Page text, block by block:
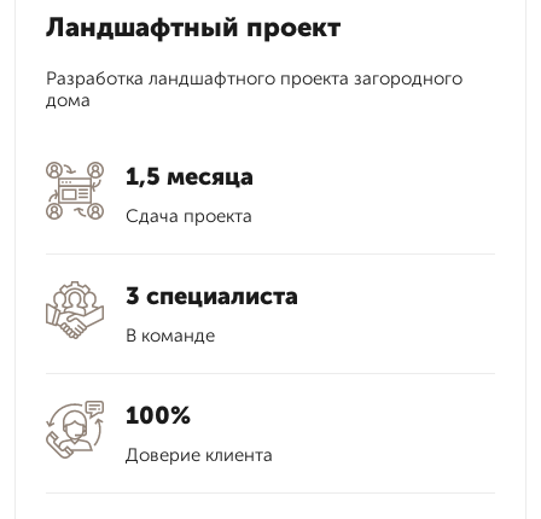
Ландшафтный проект
Разработка ландшафтного проекта загородного
дома
1,5 месяца
Сдача проекта
3 специалиста
В команде
100%
Доверие клиента